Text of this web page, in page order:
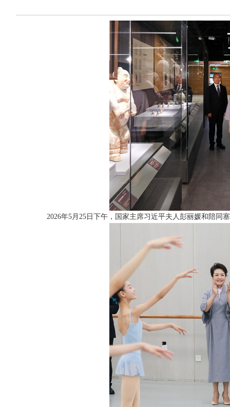
2026年5月25日下午，国家主席习近平夫人彭丽媛和陪同